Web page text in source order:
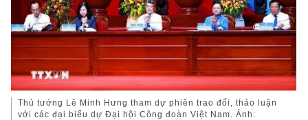
Thủ tướng Lê Minh Hưng tham dự phiên trao đổi, thảo luận
với các đại biểu dự Đại hội Công đoàn Việt Nam. Ảnh: